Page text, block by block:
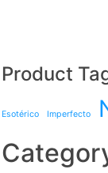
Product
Esotérico Imperfecto